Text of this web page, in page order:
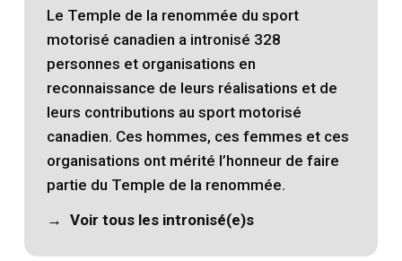
Le Temple de la renommée du sport
motorisé canadien a intronisé 328
personnes et organisations en
reconnaissance de leurs réalisations et de
leurs contributions au sport motorisé
canadien. Ces hommes, ces femmes et ces
organisations ont mérité l’honneur de faire
partie du Temple de la renommée.
Voir tous les intronisé(e)s